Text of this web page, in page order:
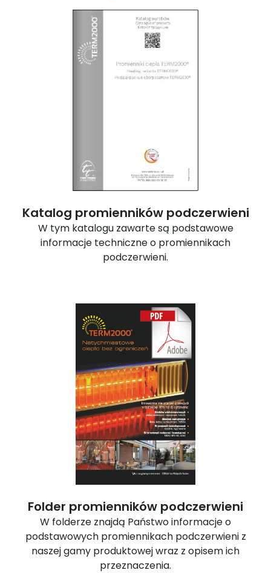
Katalog promienników podczerwieni
W tym katalogu zawarte są podstawowe
informacje techniczne o promiennikach
podczerwieni.
Folder promienników podczerwieni
W folderze znajdą Państwo informacje o
podstawowych promiennikach podczerwieni z
naszej gamy produktowej wraz z opisem ich
przeznaczenia.